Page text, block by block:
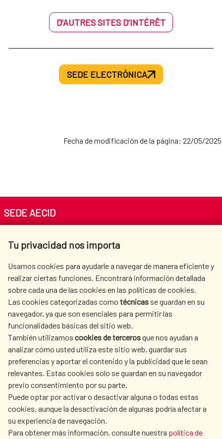
D’AUTRES SITES D’INTÉRÊT
SEDE ELECTRÓNICA
Fecha de modificación de la página: 22/05/2025
Tu privacidad nos importa
Usamos cookies para ayudarle a navegar de manera eficiente y
realizar ciertas funciones. Encontrará información detallada
sobre cada una de las cookies en las políticas de cookies.
Las cookies categorizadas como técnicas se guardan en su
navegador, ya que son esenciales para permitir las
funcionalidades básicas del sitio web.
También utilizamos cookies de tercerosque nos ayudan a
analizar cómo usted utiliza este sitio web, guardar sus
preferencias y aportar el contenido y la publicidad que le sean
relevantes. Estas cookies solo se guardan en su navegador
previo consentimiento por su parte.
Puede optar por activar o desactivar alguna o todas estas
cookies, aunque la desactivación de algunas podría afectar a
su experiencia de navegación.
Para obtener más información, consulte nuestra política de
SEDE AECID
Tel. +34 900 20 30 54​​​​​​​
AECID
OÙ NOUS COOPÉRONS
L'ACTION HUMANITAIRE
ESPAGNOLE
SALLE DE PRESSE
CULTURE ET SCIENCE BIBLIOTHÈQUE
NOS RÉSEAUX SOCIAUX